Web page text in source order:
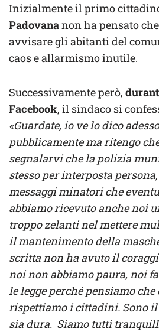
Inizialmente il primo
Padovananon ha pensato
avvisare gli abitanti del
caos e allarmismo inutile.
Successivamente però,
Facebook, il sindaco si
«Guardate, io ve lo dico
pubblicamente ma ritengo
segnalarvi che la polizia
stesso per interposta
messaggi minatori che
abbiamo ricevuto anche noi
troppo zelanti nel mettere
il mantenimento della
scritta non ha avuto il
noi non abbiamo paura, noi
le legge perché pensiamo che
rispettiamo i cittadini. Sono il
sia dura. Siamo tutti